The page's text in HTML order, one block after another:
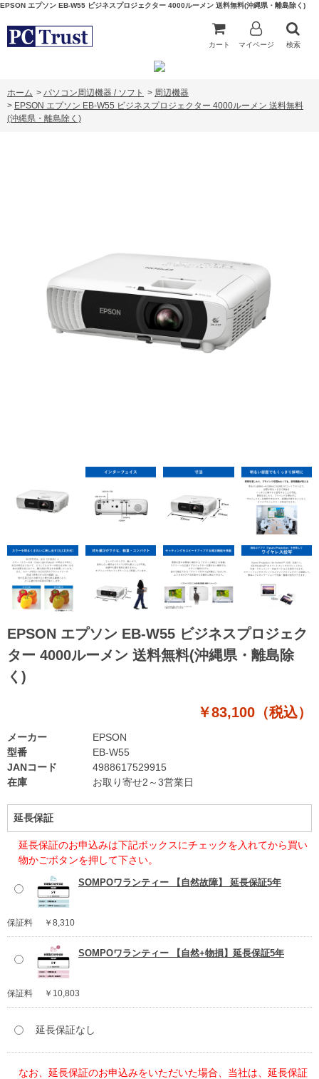
EPSON エプソン EB-W55 ビジネスプロジェクター 4000ルーメン 送料無料(沖縄県・離島除く)
カート マイページ 検索
ホーム > パソコン周辺機器 / ソフト > 周辺機器
> EPSON エプソン EB-W55 ビジネスプロジェクター 4000ルーメン 送料無料
(沖縄県・離島除く)
EPSON エプソン EB-W55 ビジネスプロジェク
ター 4000ルーメン 送料無料(沖縄県・離島除
く)
￥83,100（税込）
型番
EB-W55
JANコード
4988617529915
在庫
お取り寄せ2～3営業日
メーカー EPSON
延長保証
延長保証のお申込みは下記ボックスにチェックを入れてから買い
物かごボタンを押して下さい。
SOMPOワランティー 【自然故障】 延長保証5年
保証料 ￥8,310
SOMPOワランティー 【自然+物損】延長保証5年
保証料 ￥10,803
延長保証なし
なお、延長保証のお申込みをいただいた場合、当社は、延長保証